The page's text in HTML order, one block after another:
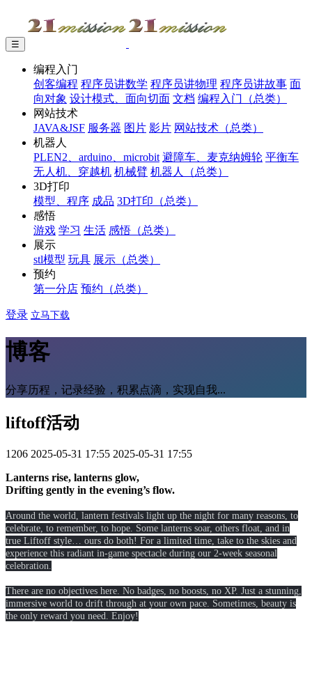
☰
编程入门
创客编程 程序员讲数学 程序员讲物理 程序员讲故事 面
向对象 设计模式、面向切面 文档 编程入门（总类）
网站技术
JAVA&JSF 服务器 图片 影片 网站技术（总类）
机器人
PLEN2、arduino、microbit 避障车、麦克纳姆轮 平衡车
无人机、穿越机 机械臂 机器人（总类）
3D打印
模型、程序 成品 3D打印（总类）
感悟
游戏 学习 生活 感悟（总类）
展示
stl模型 玩具 展示（总类）
预约
第一分店 预约（总类）
登录 立马下载
博客
分享历程，记录经验，积累点滴，实现自我...
liftoff活动
1206 2025-05-31 17:55 2025-05-31 17:55
Lanterns rise, lanterns glow,
Drifting gently in the evening’s flow.
Around the world, lantern festivals light up the night for many reasons, to
celebrate, to remember, to hope. Some lanterns soar, others float, and in
true Liftoff style… ours do both! For a limited time, take to the skies and
experience this radiant in-game spectacle during our 2-week seasonal
celebration.
There are no objectives here. No badges, no boosts, no XP. Just a stunning,
immersive world to drift through at your own pace. Sometimes, beauty is
the only reward you need. Enjoy!